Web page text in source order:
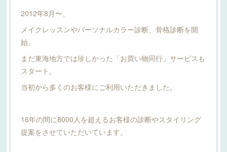
2012年8月〜、
メイクレッスンやパーソナルカラー診断、骨格診断を開
始。
まだ東海地方では珍しかった「お買い物同行」サービスも
スタート。
当初から多くのお客様にご利用いただきました。
16年の間に8000人を超えるお客様の診断やスタイリング
提案をさせていただいています。